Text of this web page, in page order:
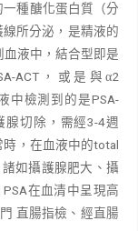
種醣化蛋白質（分
所分泌，是精液的
液中，結合型即是
ACT，或是與α2
中檢測到的是PSA-
腺切除，需經3-4週
時，在血液中的total
如攝護腺肥大、攝
在血清中呈現高
直腸指檢、經直腸